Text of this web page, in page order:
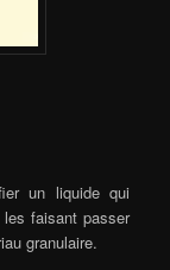
un liquide qui
faisant passer
granulaire.